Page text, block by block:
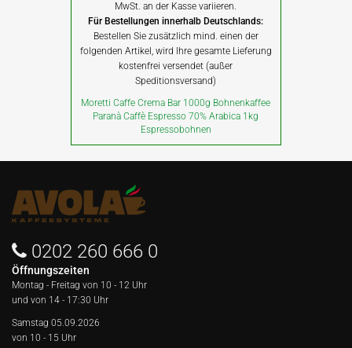
MwSt. an der Kasse variieren.
Für Bestellungen innerhalb Deutschlands:
Bestellen Sie zusätzlich mind. einen der
folgenden Artikel, wird Ihre gesamte Lieferung
kostenfrei versendet (außer
Speditionsversand)
Moretti Caffe Crema Bar 1000g Bohnenkaffee
Paranà Caffè Espresso 70% Arabica 1kg
Espressobohnen
0202 260 666 0
Öffnungszeiten
Montag - Freitag von 10 - 12 Uhr
und von 14 - 17:30 Uhr
Samstag 05.09.2026
von 10 - 15 Uhr